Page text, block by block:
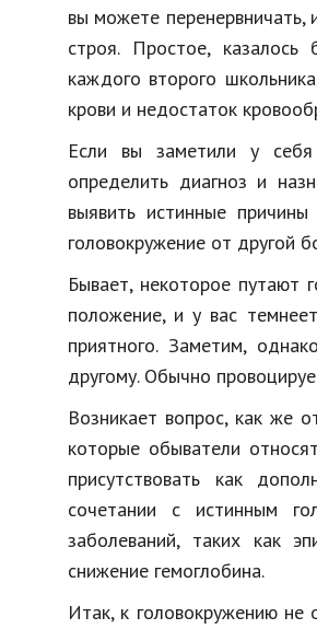
вы можете перенервничать,
строя. Простое, казалось
каждого второго
крови и недостаток
Если вы заметили у себя
определить диагноз и
выявить истинные
головокружение от другой
Бывает, некоторое путают
положение, и у вас
приятного. Заметим,
другому. Обычно
Возникает вопрос, как же
которые обыватели
присутствовать как
сочетании с истинным
заболеваний, таких как
снижение гемоглобина.
Итак, к головокружению не